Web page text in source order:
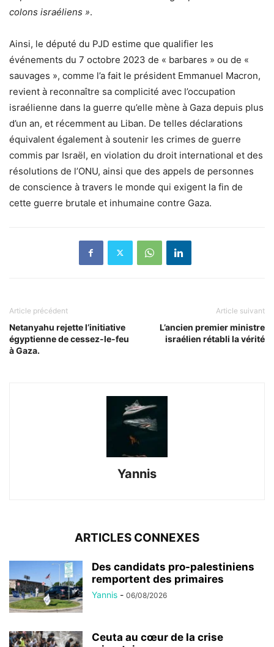
colons israéliens ».
Ainsi, le député du PJD estime que qualifier les
événements du 7 octobre 2023 de « barbares » ou de «
sauvages », comme l’a fait le président Emmanuel Macron,
revient à reconnaître sa complicité avec l’occupation
israélienne dans la guerre qu’elle mène à Gaza depuis plus
d’un an, et récemment au Liban. De telles déclarations
équivalent également à soutenir les crimes de guerre
commis par Israël, en violation du droit international et des
résolutions de l’ONU, ainsi que des appels de personnes
de conscience à travers le monde qui exigent la fin de
cette guerre brutale et inhumaine contre Gaza.
Article précédent
Netanyahu rejette l’initiative
égyptienne de cessez-le-feu
à Gaza.
Article suivant
L’ancien premier ministre
israélien rétabli la vérité
Yannis
ARTICLES CONNEXES
Des candidats pro-palestiniens
remportent des primaires
Yannis - 06/08/2026
Ceuta au cœur de la crise